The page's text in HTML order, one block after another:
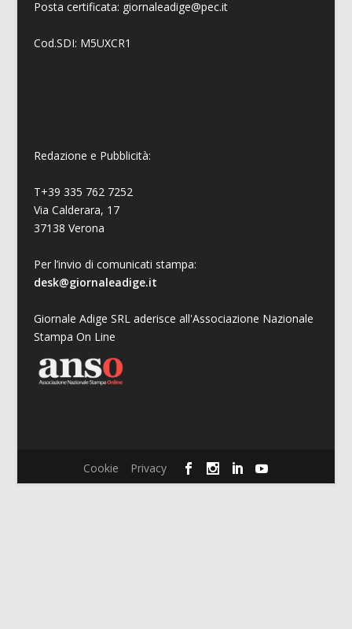
Posta certificata: giornaleadige@pec.it
Cod.SDI: M5UXCR1
Redazione e Pubblicità:
T+39 335 762 7252
Via Calderara, 17
37138 Verona
Per l’invio di comunicati stampa:
desk@giornaleadige.it
Giornale Adige SRL aderisce all'Associazione Nazionale
Stampa On Line
Cookie Privacy